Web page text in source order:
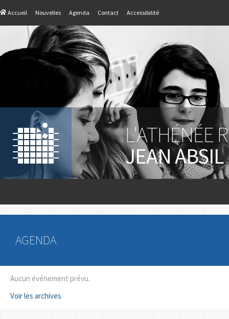
Accueil Nouvelles Agenda Contact Accessibilité
L'ATHÉNÉE
JEAN ABSIL
AGENDA
Aucun événement prévu.
Voir les archives